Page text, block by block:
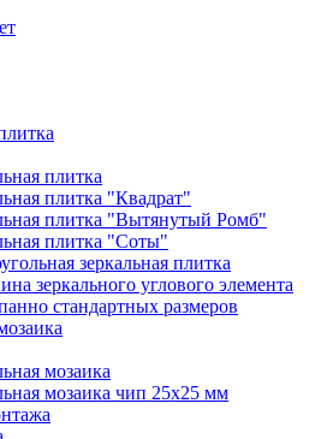
плитка
плитка "Квадрат"
плитка "Вытянутый Ромб"
плитка "Соты"
зеркальная плитка
зеркального углового элемента
стандартных размеров
мозаика
мозаика чип 25х25 мм